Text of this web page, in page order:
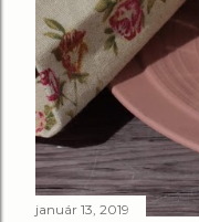
január 13, 2019